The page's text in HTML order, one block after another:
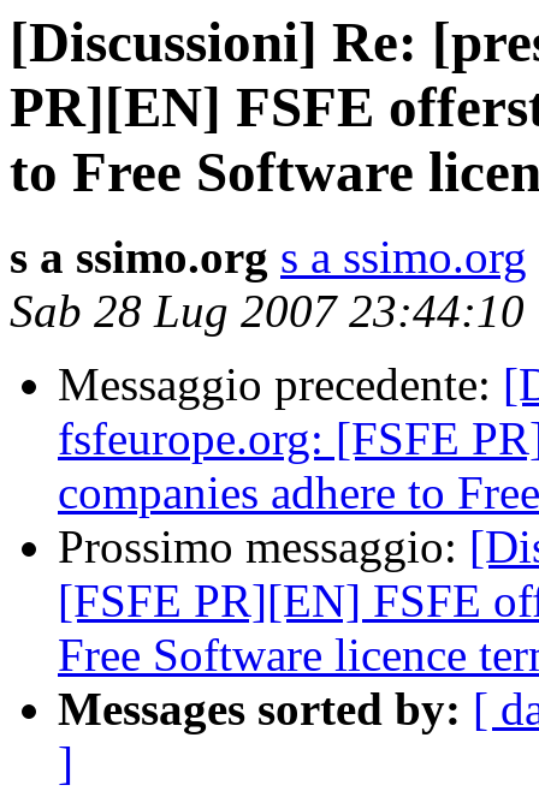
[Discussioni] Re:
PR][EN] FSFE
to Free Software
s a ssimo.org s a ssimo.org
Sab 28 Lug 2007 23:44:10
Messaggio precedente:
fsfeurope.org: [FSFE
companies adhere to
Prossimo messaggio:
[FSFE PR][EN] FSFE
Free Software licence
Messages sorted by: [
]